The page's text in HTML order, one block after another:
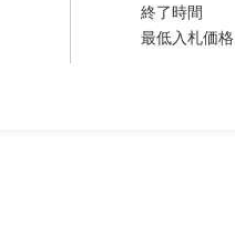
終了時間
最低入札価格